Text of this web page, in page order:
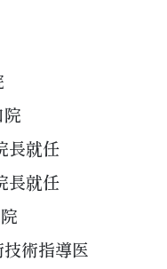
長就任
長就任
術指導医